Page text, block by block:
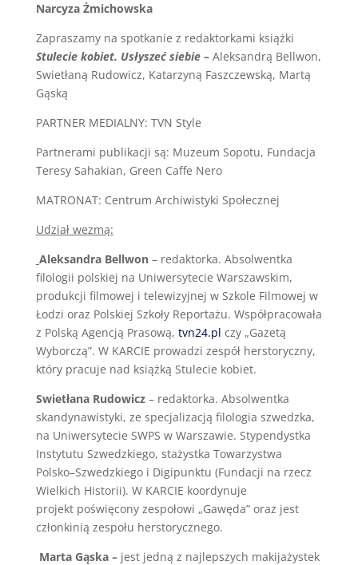
Narcyza Żmichowska
Zapraszamy na spotkanie z redaktorkami książki
Stulecie kobiet. Usłyszeć siebie – Aleksandrą Bellwon,
Swietłaną Rudowicz, Katarzyną Faszczewską, Martą
Gąską
PARTNER MEDIALNY: TVN Style
Partnerami publikacji są: Muzeum Sopotu, Fundacja
Teresy Sahakian, Green Caffe Nero
MATRONAT: Centrum Archiwistyki Społecznej
Udział wezmą:
Aleksandra Bellwon– redaktorka. Absolwentka
filologii polskiej na Uniwersytecie Warszawskim,
produkcji filmowej i telewizyjnej w Szkole Filmowej w
Łodzi oraz Polskiej Szkoły Reportażu. Współpracowała
z Polską Agencją Prasową, tvn24.pl czy „Gazetą
Wyborczą”. W KARCIE prowadzi zespół herstoryczny,
który pracuje nad książką Stulecie kobiet.
Swietłana Rudowicz – redaktorka. Absolwentka
skandynawistyki, ze specjalizacją filologia szwedzka,
na Uniwersytecie SWPS w Warszawie. Stypendystka
Instytutu Szwedzkiego, stażystka Towarzystwa
Polsko–Szwedzkiego i Digipunktu (Fundacji na rzecz
Wielkich Historii). W KARCIE koordynuje
projekt poświęcony zespołowi „Gawęda” oraz jest
członkinią zespołu herstorycznego.
Marta Gąska – jest jedną z najlepszych makijażystek